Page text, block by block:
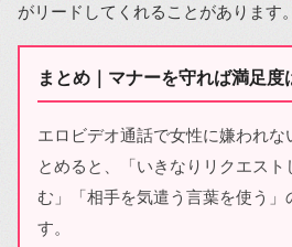
がリードしてくれることがあります。
まとめ｜マナーを守れば満足度
エロビデオ通話で女性に嫌われな
とめると、「いきなりリクエスト
む」「相手を気遣う言葉を使う」
す。